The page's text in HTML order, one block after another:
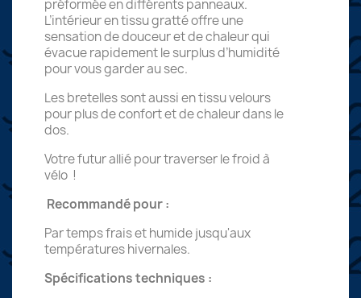
préformée en différents panneaux.
L’intérieur en tissu gratté offre une
sensation de douceur et de chaleur qui
évacue rapidement le surplus d’humidité
pour vous garder au sec.
Les bretelles sont aussi en tissu velours
pour plus de confort et de chaleur dans le
dos.
Votre futur allié pour traverser le froid à
vélo !
Recommandé pour :
Par temps frais et humide jusqu'aux
températures hivernales.
Spécifications techniques :